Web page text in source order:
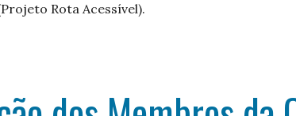
Rota Acessível).